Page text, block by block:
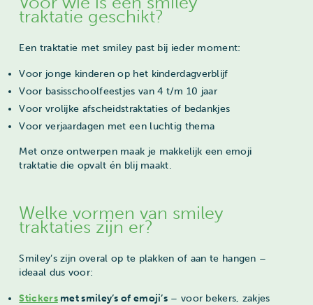
traktatie geschikt?
Een traktatie met smiley past bij ieder moment:
Voor jonge kinderen op het kinderdagverblijf
Voor basisschoolfeestjes van 4 t/m 10 jaar
Voor vrolijke afscheidstraktaties of bedankjes
Voor verjaardagen met een luchtig thema
Met onze ontwerpen maak je makkelijk een emoji
traktatie die opvalt én blij maakt.
Welke vormen van smiley
traktaties zijn er?
Smiley’s zijn overal op te plakken of aan te hangen –
ideaal dus voor:
Stickersmet smiley’s of emoji’s – voor bekers, zakjes